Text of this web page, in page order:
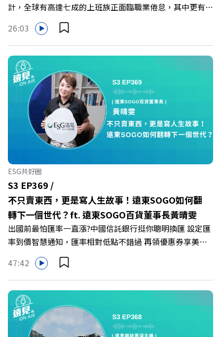
計，全球有高達七成的上班族正面臨職業倦怠，其中更有三
成默默承受著「沉默的倦怠」。當主管的期待、同儕的競爭
與承上啟下的壓力成為日常，身在職場的我們該如何停止無
止境的自我懷疑，在人際風暴中找回安頓內心的力量？ 本
集《遠見ON AIR》邀請新書《透視職場冰山》作者、薩提
爾模式溝通引導師李崇義與謝佳芸，教你如何看穿職場底層
的應對姿態，以及在緊湊的職場節奏中，修煉安頓心法！
🔺你的自我價值，難道只能由考績和主管來決定？ 🔺你或
你的同事，正在用哪種「不一致」的姿態應對壓力？ 🔺如
何在中高壓的「三明治主管」困境中全身而退？ 主持人／
遠見雜誌總編輯 林讓均 與談人／薩提爾模式溝通引導師、
作者 李崇義、謝佳芸 +++++ 🫧清除腦袋的盲點，也順手理
清生活的雜亂。 點開看質感養成術>>
https://gvmkt.pse.is/9al3px ✨關注《遠見》更多的社群：
LINE：https://reurl.cc/A4ELQp IG：
https://bit.ly/3AjBWNV YT：https://bit.ly/38jNi9k
Powered by Firstory Hosting
26:03
ESG共好圈
S3 EP369 /
不只賣東西，更是寫人生故事！遠東SOGO如何翻
轉下一個世代？ft. 遠東SOGO百貨董事長黃晴雯
出國前最怕匯率一直漲?中國信託銀行挺你聰明換匯 設定匯
率到價智慧通知，匯率相對低點不錯過 再領優惠券享美金
最高減3分等優惠 立即設定： https://fstry.pse.is/9d7lr7
投資外幣如幣別轉換可能產生匯兌損失，應評估涉及自身情
況審慎投資。 完整注意事項詳見網站資訊。 —— 以上為
Firstory Podcast 廣告 —— 在永續減碳、綠色消費與友善
職場的變革浪潮下，傳統大流量、高耗能的百貨零售業該如
何轉型突圍？ 本集《遠見ON AIR》邀請到遠東SOGO百貨
董事長黃晴雯，帶你解析遠東SOGO如何透過戰略布局，打
47:42